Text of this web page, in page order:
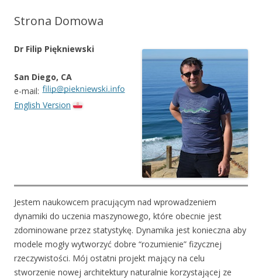
Strona Domowa
Dr Filip Piękniewski
San Diego, CA
e-mail:
English Version
Jestem naukowcem pracującym nad wprowadzeniem
dynamiki do uczenia maszynowego, które obecnie jest
zdominowane przez statystykę. Dynamika jest konieczna aby
modele mogły wytworzyć dobre “rozumienie” fizycznej
rzeczywistości. Mój ostatni projekt mający na celu
stworzenie nowej architektury naturalnie korzystającej ze